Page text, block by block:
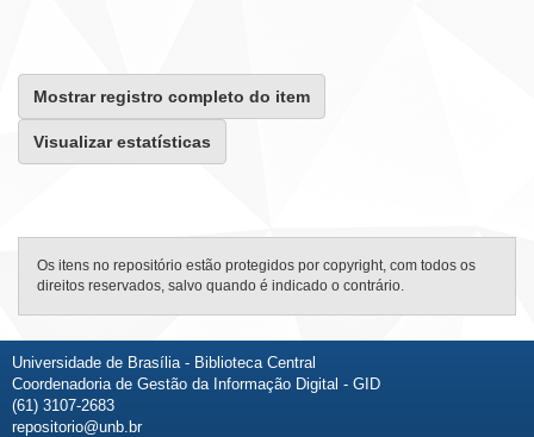
Mostrar registro completo do item
Visualizar estatísticas
Os itens no repositório estão protegidos por copyright, com todos os
direitos reservados, salvo quando é indicado o contrário.
Universidade de Brasília - Biblioteca Central
Coordenadoria de Gestão da Informação Digital - GID
(61) 3107-2683
repositorio@unb.br